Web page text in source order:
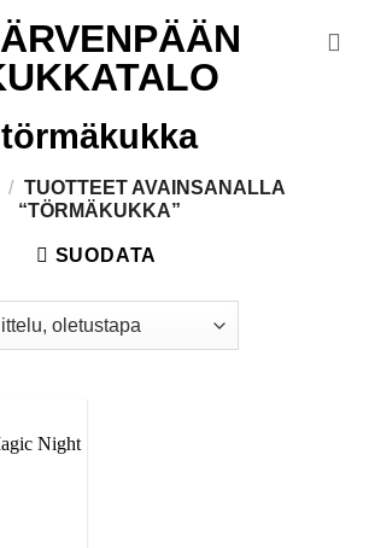
törmäkukka
/ TUOTTEET AVAINSANALLA
“TÖRMÄKUKKA”
SUODATA